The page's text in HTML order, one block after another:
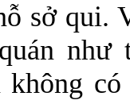
sở qui.
như
không